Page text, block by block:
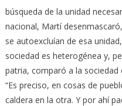
búsqueda de la unidad
nacional, Martí
se autoexcluían de esa
sociedad es heterogénea y,
patria, comparó a la
“Es preciso, en cosas de
caldera en la otra. Y por ahí